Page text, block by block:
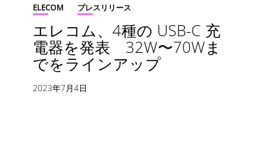
ELECOM プレスリリース
エレコム、4種の USB-C 充
電器を発表 32W〜70Wま
でをラインアップ
2023年7月4日